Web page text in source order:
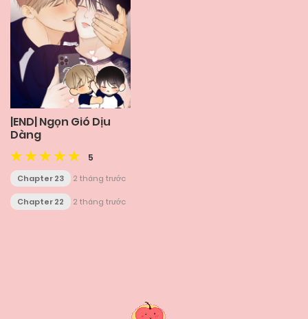
|END| Ngọn Gió Dịu
Dàng
5
Chapter 23 2 tháng trước
Chapter 22 2 tháng trước